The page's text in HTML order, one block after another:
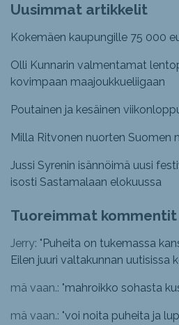
Uusimmat artikkelit
Kokemäen kaupungille 75 000
Olli Kunnarin valmentamat
kovimpaan maajoukkueliigaan
Poutainen ja kesäinen
Milla Ritvonen nuorten Suomen
Jussi Syrenin isännöimä uusi
isosti Sastamalaan elokuussa
Tuoreimmat kommentit
Jerry: " Puheita on tukemassa
Eilen juuri valtakunnan uutisissa
mä vaan.: "mahroikko sohasta
mä vaan.: "voi noita puheita ja